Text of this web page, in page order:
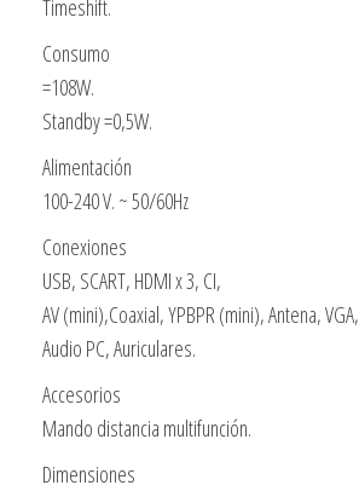
Timeshift.
Consumo
=108W.
Standby =0,5W.
Alimentación
100-240 V. ~ 50/60Hz
Conexiones
USB, SCART, HDMI x 3, CI,
AV (mini),Coaxial, YPBPR (mini), Antena, VGA,
Audio PC, Auriculares.
Accesorios
Mando distancia multifunción.
Dimensiones